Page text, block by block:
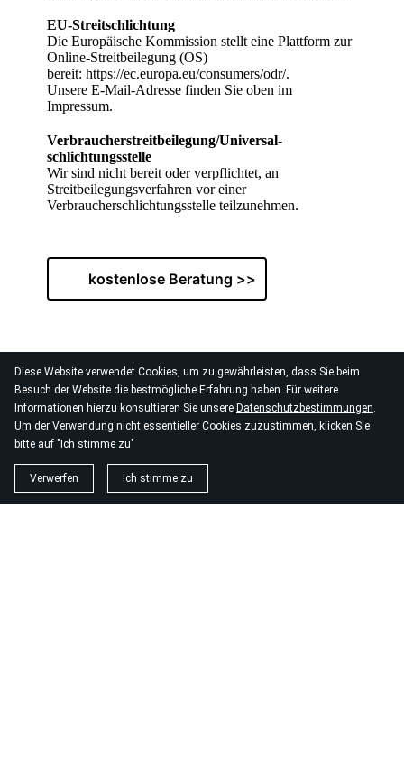
Diese Website verwendet Cookies, um zu gewährleisten, dass Sie beim
Besuch der Website die bestmögliche Erfahrung haben. Für weitere
Informationen hierzu konsultieren Sie unsere Datenschutzbestimmungen.
Um der Verwendung nicht essentieller Cookies zuzustimmen, klicken Sie
bitte auf "Ich stimme zu"
Verwerfen Ich stimme zu
EU-Streitschlichtung
Die Europäische Kommission stellt eine Plattform zur
Online-Streitbeilegung (OS)
bereit:https://ec.europa.eu/consumers/odr/.
Unsere E-Mail-Adresse finden Sie oben im
Impressum.
Verbraucher­streit­beilegung/Universal­
schlichtungs­stelle
Wir sind nicht bereit oder verpflichtet, an
Streitbeilegungsverfahren vor einer
Verbraucherschlichtungsstelle teilzunehmen.
kostenlose Beratung >>